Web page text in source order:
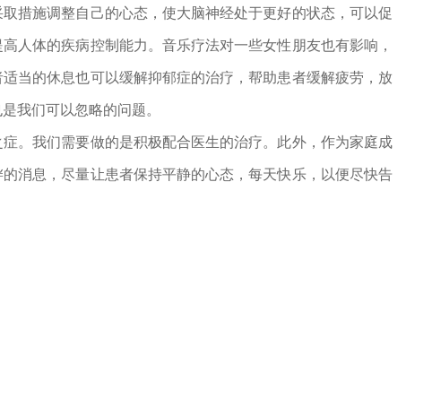
措施调整自己的心态，使大脑神经处于更好的状态，可以促
人体的疾病控制能力。音乐疗法对一些女性朋友也有影响，
当的休息也可以缓解抑郁症的治疗，帮助患者缓解疲劳，放
我们可以忽略的问题。
。我们需要做的是积极配合医生的治疗。此外，作为家庭成
消息，尽量让患者保持平静的心态，每天快乐，以便尽快告